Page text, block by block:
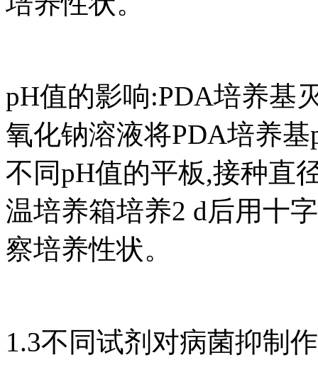
pH值的影响:PDA培养基
氧化钠溶液将PDA培养
不同pH值的平板,接种直
温培养箱培养2 d后用十
察培养性状。
1.3不同试剂对病菌抑制